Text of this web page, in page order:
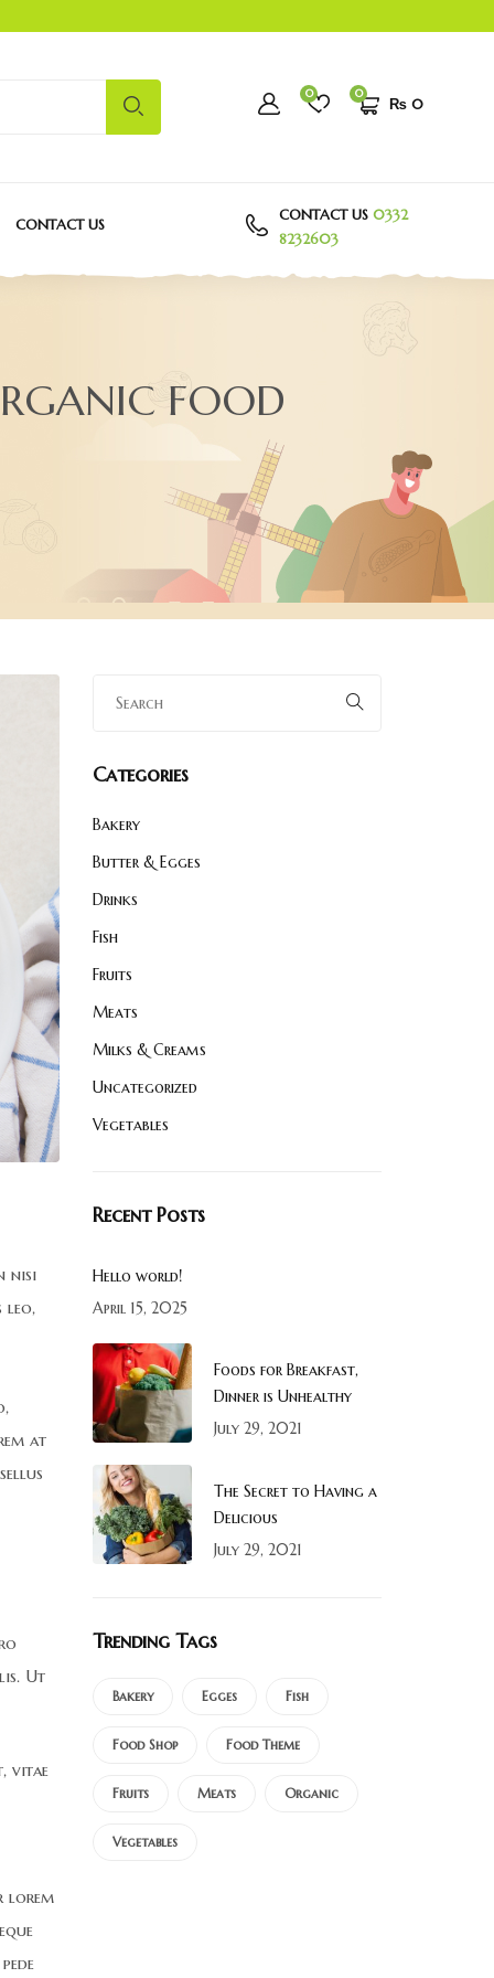
0
₨ 0
0
CONTACT US
CONTACT US0332
8232603
FOOD
nisi
leo,
at
Ut
vitae
lorem
Categories
Bakery
Butter & Egges
Drinks
Fish
Fruits
Meats
Milks & Creams
Uncategorized
Vegetables
Recent Posts
Hello world!
April 15, 2025
Foods for Breakfast,
Dinner is Unhealthy
July 29, 2021
The Secret to Having a
Delicious
July 29, 2021
Trending Tags
Bakery Egges Fish
Food Shop Food Theme
Fruits Meats Organic
Vegetables